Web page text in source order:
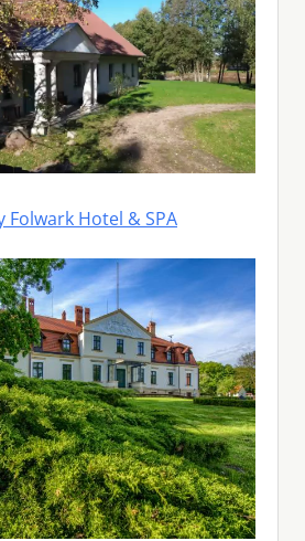
Folwark Hotel & SPA